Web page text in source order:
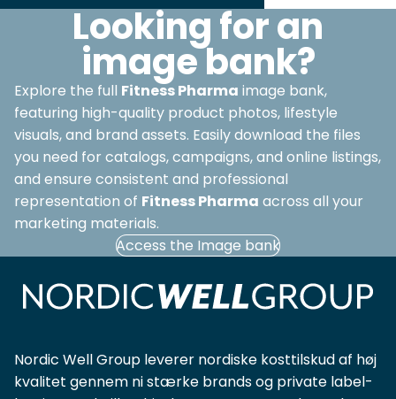
Looking for an
image bank?
Explore the full Fitness Pharma image bank,
featuring high-quality product photos, lifestyle
visuals, and brand assets. Easily download the files
you need for catalogs, campaigns, and online listings,
and ensure consistent and professional
representation of Fitness Pharma across all your
marketing materials.
Access the Image bank
Nordic Well Group leverer nordiske kosttilskud af høj
kvalitet gennem ni stærke brands og private label-